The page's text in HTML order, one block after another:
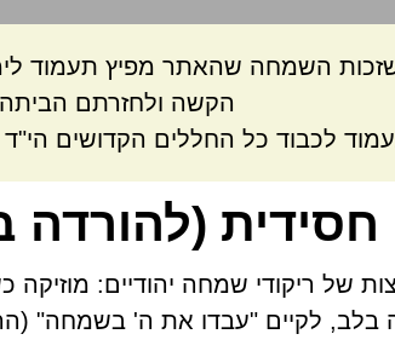
שזכות השמחה שהאתר מפיץ תעמוד
הקשה ולחזרתם
לכבוד כל החללים הקדושים
חסידית (להורדה
של ריקודי שמחה יהודיים:
לקיים "עבדו את ה' בשמחה"